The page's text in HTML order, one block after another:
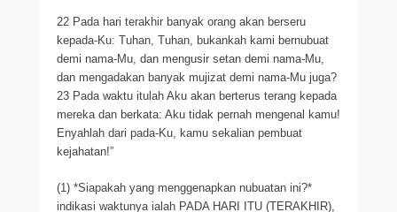
22 Pada hari terakhir banyak orang akan berseru
kepada-Ku: Tuhan, Tuhan, bukankah kami bernubuat
demi nama-Mu, dan mengusir setan demi nama-Mu,
dan mengadakan banyak mujizat demi nama-Mu juga?
23 Pada waktu itulah Aku akan berterus terang kepada
mereka dan berkata: Aku tidak pernah mengenal kamu!
Enyahlah dari pada-Ku, kamu sekalian pembuat
kejahatan!”
(1) *Siapakah yang menggenapkan nubuatan ini?*
indikasi waktunya ialah PADA HARI ITU (TERAKHIR),